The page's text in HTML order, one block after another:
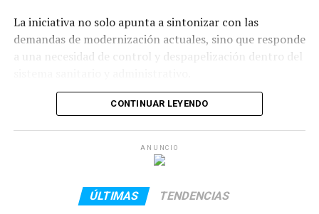
Niños de 6 meses a 2 años:44.522 dosis.
Personal esencial: 22.591 dosis.
Personas gestantes y puérperas:17.807 dosis.
Alerta por el virus sincicial
Desde la cartera sanitaria explicaron que, si bien en las
últimas semanas se observó un descenso en la
La iniciativa no solo apunta a sintonizar con las
demandas de modernización actuales, sino que responde
a una necesidad de control y despapelización dentro del
¿Qué es y qué cambia con el nuevo
sistema?
La implementación de esta herramienta transforma la
instituciones (tanto públicas como privadas) a través de
CONTINUAR LEYENDO
ANUNCIO
ÚLTIMAS TENDENCIAS